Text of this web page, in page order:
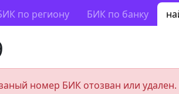
по региону БИК по банку
номер БИК отозван или